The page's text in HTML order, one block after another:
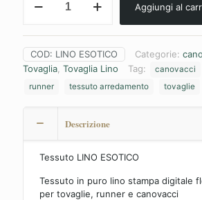
ESOTICO
Aggiungi al
COD: LINO ESOTICO Categorie:
Tovaglia Tovaglia Lino Tag: canovacci
runner
tessuto arredamento tovaglie
Descrizione
Tessuto LINO ESOTICO
Tessuto in puro lino stampa digitale
per tovaglie, runner e canovacci